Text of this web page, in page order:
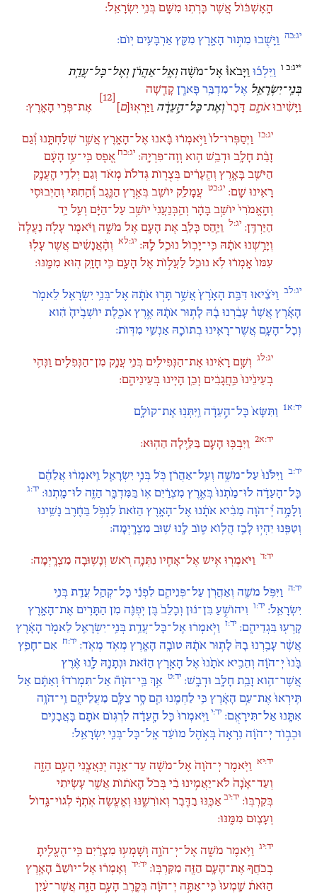
הָֽאֶשְׁכּ֔וֹל אֲשֶׁר כָּרְת֥וּ מִשָּׁ֖ם בְּנֵ֥י יִשְׂרָאֵֽל:
יג:כה וַיָּשֻׁ֖בוּ מִתּ֣וּר הָאָ֑רֶץ מִקֵּ֖ץ אַרְבָּעִ֥ים יֽוֹם:
*יג:כ ו וַיֵּלְכ֡וּ וַיָּבֹאוּ֩ אֶל־מֹשֶׁ֨הוְאֶֽל־אַהֲרֹ֜ן וְאֶל־כָּל־עֲדַ֧ת
בְּנֵֽי־יִשְׂרָאֵ֛ל אֶל־מִדְבַּ֥ר פָּארָ֖ן קָדֵ֑שָׁה
וַיָּשִׁ֨יבוּאֹתָ֤ם דָּבָר֙ וְאֶת־כָּל־הָ֣עֵדָ֔ה וַיַּרְא֖וּ[ם] אֶת־פְּרִ֥י הָאָֽרֶץ:
יג:כז וַיְסַפְּרוּ־לוֹ֙ וַיֹּ֣אמְר֔וּ בָּ֕אנוּ אֶל־הָאָ֖רֶץ אֲשֶׁ֣ר שְׁלַחְתָּ֑נוּ וְ֠גַם
זָבַ֨ת חָלָ֥ב וּדְבַ֛שׁ הִ֖וא וְזֶה־פִּרְיָֽהּ:יג:כח אֶ֚פֶס כִּֽי־עַ֣ז הָעָ֔ם
הַיֹּשֵׁ֖ב בָּאָ֑רֶץ וְהֶֽעָרִ֗ים בְּצֻר֤וֹת גְּדֹלֹת֙ מְאֹ֔ד וְגַם יְלִדֵ֥י הָֽעֲנָ֖ק
רָאִ֥ינוּ שָֽׁם:יג:כט עֲמָלֵ֥ק יוֹשֵׁ֖ב בְּאֶ֣רֶץ הַנֶּ֑גֶב וְ֠הַֽחִתִּי וְהַיְבוּסִ֤י
וְהָֽאֱמֹרִי֙ יוֹשֵׁ֣ב בָּהָ֔ר וְהַֽכְּנַעֲנִי֙ יוֹשֵׁ֣ב עַל־הַיָּ֔ם וְעַ֖ל יַ֥ד
הַיַּרְדֵּֽן:יג:ל וַיַּ֧הַס כָּלֵ֛ב אֶת הָעָ֖ם אֶל מֹשֶׁ֑ה וַיֹּ֗אמֶר עָלֹ֤ה נַעֲלֶה֙
וְיָרַ֣שְׁנוּ אֹתָ֔הּ כִּֽי־יָכ֥וֹל נוּכַ֖ל לָֽהּ:יג:לא וְהָ֨אֲנָשִׁ֜ים אֲשֶׁר עָל֤וּ
עִמּוֹ֙ אָֽמְר֔וּ לֹ֥א נוּכַ֖ל לַעֲל֣וֹת אֶל הָעָ֑ם כִּֽי חָזָ֥ק ה֖וּא מִמֶּֽנּוּ:
יג:לב וַיֹּצִ֜יאוּ דִּבַּ֤ת הָאָ֙רֶץ֙ אֲשֶׁ֣ר תָּר֣וּ אֹתָ֔הּ אֶל־בְּנֵ֥י יִשְׂרָאֵ֖ל לֵאמֹ֑ר
הָאָ֡רֶץ אֲשֶׁר֩ עָבַ֨רְנוּ בָ֜הּ לָת֣וּר אֹתָ֗הּ אֶ֣רֶץ אֹכֶ֤לֶת יוֹשְׁבֶ֙יהָ֙ הִ֔וא
וְכָל־הָעָ֛ם אֲשֶׁר־רָאִ֥ינוּ בְתוֹכָ֖הּ אַנְשֵׁ֥י מִדּֽוֹת:
יג:לג וְשָׁ֣ם רָאִ֗ינוּ אֶת־הַנְּפִילִ֛ים בְּנֵ֥י עֲנָ֖ק מִן־הַנְּפִלִ֑ים וַנְּהִ֤י
בְעֵינֵ֙ינוּ֙ כַּֽחֲגָבִ֔ים וְכֵ֥ן הָיִ֖ינוּ בְּעֵינֵיהֶֽם:
יד:א1 וַתִּשָּׂא֙ כָּל־הָ֣עֵדָ֔ה וַֽיִּתְּנ֖וּ אֶת־קוֹלָ֑ם
יד:א2 וַיִּבְכּ֥וּ הָעָ֖ם בַּלַּ֥יְלָה הַהֽוּא:
יד:ב וַיִּלֹּ֙נוּ֙ עַל־מֹשֶׁ֣ה וְעַֽל־אַהֲרֹ֔ן כֹּ֖ל בְּנֵ֣י יִשְׂרָאֵ֑ל וַֽיֹּאמְר֨וּ אֲלֵהֶ֜ם
כָּל־הָעֵדָ֗ה לוּ־מַ֙תְנוּ֙ בְּאֶ֣רֶץ מִצְרַ֔יִם א֛וֹ בַּמִּדְבָּ֥ר הַזֶּ֖ה לוּ־מָֽתְנוּ:יד:ג
וְלָמָ֣ה יְ֠־הֹוָה מֵבִ֨יא אֹתָ֜נוּ אֶל־הָאָ֤רֶץ הַזֹּאת֙ לִנְפֹּ֣ל בַּחֶ֔רֶב נָשֵׁ֥ינוּ
וְטַפֵּ֖נוּ יִהְי֣וּ לָבַ֑ז הֲל֧וֹא ט֦וֹב לָ֖נוּ שׁ֥וּב מִצְרָֽיְמָה:
יד:ד וַיֹּאמְר֖וּ אִ֣ישׁ אֶל־אָחִ֑יו נִתְּנָ֥ה רֹ֖אשׁ וְנָשׁ֥וּבָה מִצְרָֽיְמָה:
יד:ה וַיִּפֹּ֥ל מֹשֶׁ֛ה וְאַהֲרֹ֖ן עַל־פְּנֵיהֶ֑ם לִפְנֵ֕י כָּל־קְהַ֥ל עֲדַ֖ת בְּנֵ֥י
יִשְׂרָאֵֽל:יד:ו וִיהוֹשֻׁ֣עַ בִּן־נ֗וּן וְכָלֵב֙ בֶּן יְפֻנֶּ֔ה מִן הַתָּרִ֖ים אֶת־הָאָ֑רֶץ
קָרְע֖וּ בִּגְדֵיהֶֽם:יד:ז וַיֹּ֣אמְר֔וּ אֶל־כָּל־עֲדַ֥ת בְּנֵֽי־יִשְׂרָאֵ֖ל לֵאמֹ֑ר הָאָ֗רֶץ
אֲשֶׁ֨ר עָבַ֤רְנוּ בָהּ֙ לָת֣וּר אֹתָ֔הּ טוֹבָ֥ה הָאָ֖רֶץ מְאֹ֥ד מְאֹֽד:יד:ח אִם־חָפֵ֥ץ
בָּ֙נוּ֙ יְ־הֹוָ֔ה וְהֵבִ֤יא אֹתָ֙נוּ֙ אֶל הָאָ֣רֶץ הַזֹּ֔את וּנְתָנָ֖הּ לָ֑נוּ אֶ֕רֶץ
אֲשֶׁר־הִ֛וא זָבַ֥ת חָלָ֖ב וּדְבָֽשׁ:יד:ט אַ֣ךְ בַּֽי־הֹוָה֘ אַל־תִּמְרֹדוּ֒ וְאַתֶּ֗ם אַל
תִּֽירְאוּ֙ אֶת־עַ֣ם הָאָ֔רֶץ כִּ֥י לַחְמֵ֖נוּ הֵ֑ם סָ֣ר צִלָּ֧ם מֵעֲלֵיהֶ֛ם וַֽי־הֹוָ֥ה
אִתָּ֖נוּ אַל־תִּירָאֻֽם:יד:י וַיֹּֽאמְרוּ֙ כָּל הָ֣עֵדָ֔ה לִרְגּ֥וֹם אֹתָ֖ם בָּאֲבָנִ֑ים
וּכְב֣וֹד יְ־הֹוָ֗ה נִרְאָה֙ בְּאֹ֣הֶל מוֹעֵ֔ד אֶֽל־כָּל־בְּנֵ֖י יִשְׂרָאֵֽל:
יד:יא וַיֹּ֤אמֶר יְ־הֹוָה֙ אֶל־מֹשֶׁ֔ה עַד־אָ֥נָה יְנַאֲצֻ֖נִי הָעָ֣ם הַזֶּ֑ה
וְעַד־אָ֙נָה֙ לֹא־יַאֲמִ֣ינוּ בִ֔י בְּכֹל֙ הָֽאֹת֔וֹת אֲשֶׁ֥ר עָשִׂ֖יתִי
בְּקִרְבּֽוֹ:יד:יב אַכֶּ֥נּוּ בַדֶּ֖בֶר וְאוֹרִשֶׁ֑נּוּ וְאֶֽעֱשֶׂה֙ אֹֽתְךָ֔ לְגוֹי־גָּ֥דוֹל
וְעָצ֖וּם מִמֶּֽנּוּ:
יד:יג וַיֹּ֥אמֶר מֹשֶׁ֖ה אֶל־יְ־הֹוָ֑ה וְשָׁמְע֣וּ מִצְרַ֔יִם כִּֽי־הֶעֱלִ֧יתָ
בְכֹחֲךָ֛ אֶת־הָעָ֥ם הַזֶּ֖ה מִקִּרְבּֽוֹ:יד:יד וְאָמְר֗וּ אֶל־יוֹשֵׁב֘ הָאָ֣רֶץ
הַזֹּאת֒ שָֽׁמְעוּ֙ כִּֽי־אַתָּ֣ה יְ־הֹוָ֔ה בְּקֶ֖רֶב הָעָ֣ם הַזֶּ֑ה אֲשֶׁר־עַ֨יִן